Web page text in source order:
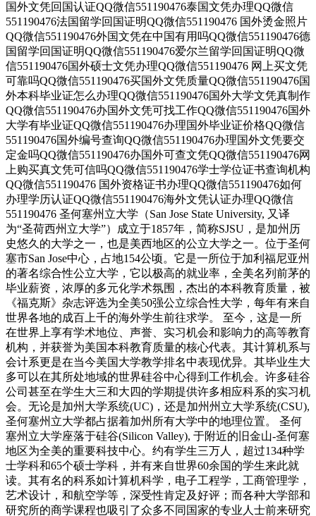
国外文凭回国认证QQ微信551190476泰国文凭办理QQ微信
551190476法国留学回国证明QQ微信551190476 国外烫金照片
QQ微信551190476外国文凭在中国有用吗QQ微信551190476德
国留学回国证明QQ微信551190476爱尔兰留学回国证明QQ微
信551190476国外硕士文凭办理QQ微信551190476 网上买文凭
可靠吗QQ微信551190476买国外文凭质量QQ微信551190476国
外本科毕业证怎么办理QQ微信551190476国外大学文凭真制作
QQ微信551190476办国外文凭可找工作QQ微信551190476国外
大学有毕业证QQ微信551190476办理国外毕业证价格QQ微信
551190476国外编号查询QQ微信551190476办理国外文凭要交
定金吗QQ微信551190476办国外可查文凭QQ微信551190476网
上购买真文凭可信吗QQ微信551190476学士学位证书查询机构
QQ微信551190476 国外资格证书办理QQ微信551190476如何
办理学历认证QQ微信551190476海外文凭认证办理QQ微信
551190476 圣何塞州立大学（San Jose State University, 又译
为“圣荷西州立大学”）成立于1857年，简称SJSU，是加州历
史悠久的大学之一，也是美西地区的公立大学之一。位于圣何
塞市San Jose中心，占地154公顷。它是一所位于加利福尼亚州
的著名综合性公立大学，它以极高的就业率，全美名列前茅的
毕业薪资，浓厚的多元化学术氛围，杰出的本科教育质量，被
《福克斯》杂志评选为全美50强公立综合性大学，每年有来自
世界各地的成百上千的海外学生前往求学。 至今，这是一所
在世界上享有学术地位、声誉、实习机会和影响力的高等教育
机构，并获誉为美国本科教育质量的核心代表。其计算机系与
会计系更是在当今美国大学教学排名中表现优异。其毕业生大
多可以在其所处地域的世界硅谷中心得到工作机会。许多硅谷
公司甚至在学生大三和大四的学期提供许多相应科系的实习机
会。无论是加州大学系统(UC)，还是加州州立大学系统(CSU),
圣何塞州立大学都占据着加州所有大学中的地理位置。 圣何
塞州立大学座落于硅谷(Silicon Valley), 于附近的旧金山-圣何塞
地区为全美的重要科技中心。约有学生三万人，超过134种学
士学科和65个硕士学科，并有来自世界60余国的学生来此就
读。其有名的科系如计算机科学，电子工程学，工商管理学，
艺术设计，和航空学等，深受性肯定及好评；而各种大学部和
研究所的商学课程也吸引了众多不同国家的专业人士前来研究